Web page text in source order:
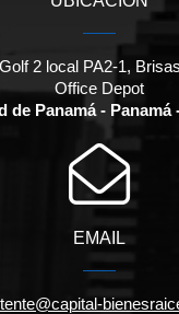
2 local PA2-1,
Office Depot
de Panamá - Panamá
EMAIL